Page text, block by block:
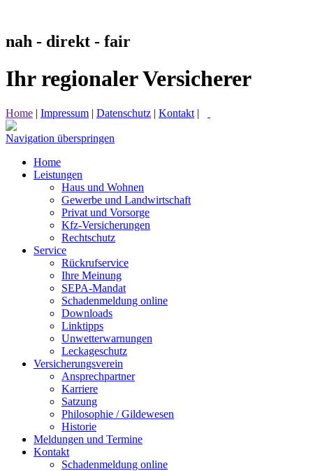
nah - direkt - fair
Ihr regionaler Versicherer
Home | Impressum | Datenschutz | Kontakt |
Navigation überspringen
Home
Leistungen
Haus und Wohnen
Gewerbe und Landwirtschaft
Privat und Vorsorge
Kfz-Versicherungen
Rechtschutz
Service
Rückrufservice
Ihre Meinung
SEPA-Mandat
Schadenmeldung online
Downloads
Linktipps
Unwetterwarnungen
Leckageschutz
Versicherungsverein
Ansprechpartner
Karriere
Satzung
Philosophie / Gildewesen
Historie
Meldungen und Termine
Kontakt
Schadenmeldung online